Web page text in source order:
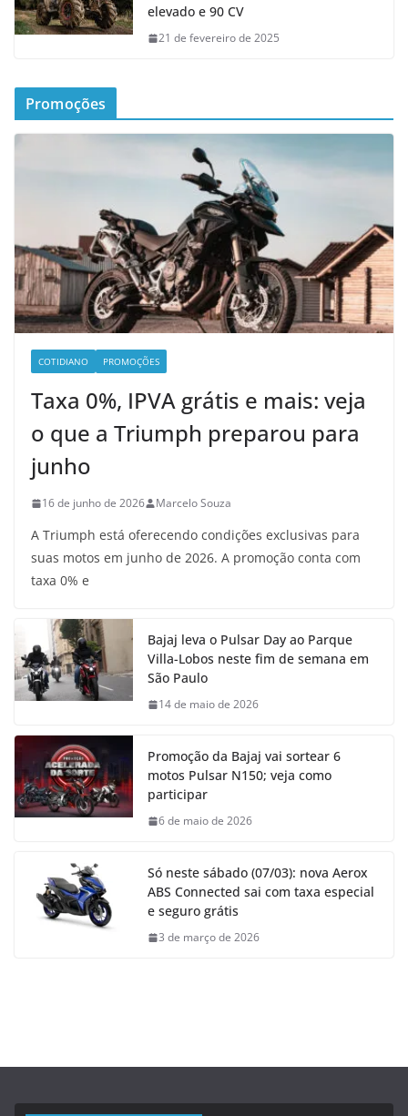
elevado e 90 CV
21 de fevereiro de 2025
Promoções
COTIDIANO PROMOÇÕES
Taxa 0%, IPVA grátis e mais: veja
o que a Triumph preparou para
junho
16 de junho de 2026 Marcelo Souza
A Triumph está oferecendo condições exclusivas para
suas motos em junho de 2026. A promoção conta com
taxa 0% e
Bajaj leva o Pulsar Day ao Parque
Villa-Lobos neste fim de semana em
São Paulo
14 de maio de 2026
Promoção da Bajaj vai sortear 6
motos Pulsar N150; veja como
participar
6 de maio de 2026
Só neste sábado (07/03): nova Aerox
ABS Connected sai com taxa especial
e seguro grátis
3 de março de 2026